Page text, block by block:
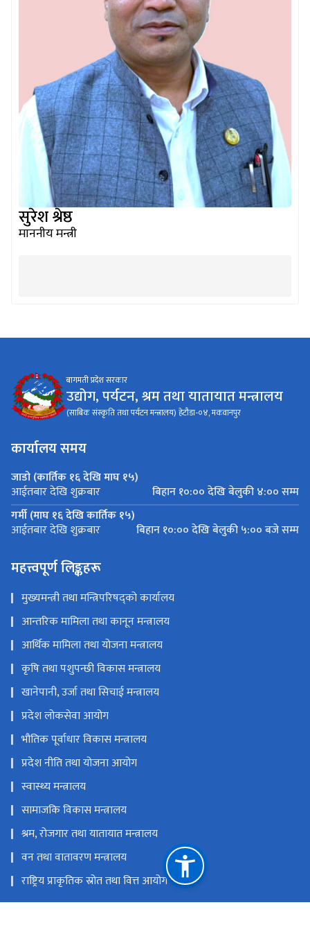
सुरेश श्रेष्ठ
माननीय मन्त्री
बागमती प्रदेश सरकार
उद्योग, पर्यटन, श्रम तथा यातायात मन्त्रालय
(साबिक संस्कृति तथा पर्यटन मन्त्रालय) हेटौडा-०४, मकवानपुर
कार्यालय समय
जाडो (कार्तिक १६ देखि माघ १५)
आईतबार देखि शुक्रबार
बिहान १०:०० देखि बेलुकी ४:०० सम्म
गर्मी (माघ १६ देखि कार्तिक १५)
आईतबार देखि शुक्रबार बिहान १०:०० देखि बेलुकी ५:०० बजे सम्म
महत्त्वपूर्ण लिङ्कहरू
मुख्यमन्त्री तथा मन्त्रिपरिषद्को कार्यालय
आन्तरिक मामिला तथा कानून मन्त्रालय
आर्थिक मामिला तथा योजना मन्त्रालय
कृषि तथा पशुपन्छी विकास मन्त्रालय
खानेपानी, उर्जा तथा सिचाई मन्त्रालय
प्रदेश लोकसेवा आयोग
भौतिक पूर्वाधार विकास मन्त्रालय
प्रदेश नीति तथा योजना आयोग
स्वास्थ्य मन्त्रालय
सामाजकि विकास मन्त्रालय
श्रम, रोजगार तथा यातायात मन्त्रालय
वन तथा वातावरण मन्त्रालय
राष्ट्रिय प्राकृतिक स्रोत तथा वित्त आयोग